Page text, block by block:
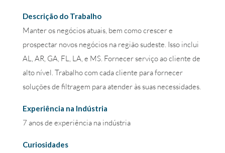
Descrição do Trabalho
Manter os negócios atuais, bem como crescer e
prospectar novos negócios na região sudeste. Isso inclui
AL, AR, GA, FL, LA, e MS. Fornecer serviço ao cliente de
alto nível. Trabalho com cada cliente para fornecer
soluções de filtragem para atender às suas necessidades.
Experiência na Indústria
7 anos de experiência na indústria
Curiosidades